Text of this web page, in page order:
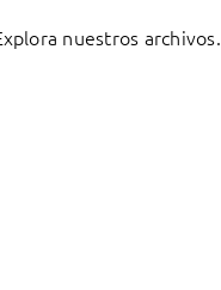
nuestros archivos.